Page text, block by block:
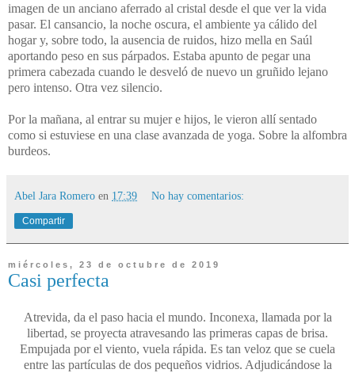
imagen de un anciano aferrado al cristal desde el que ver la vida
pasar. El cansancio, la noche oscura, el ambiente ya cálido del
hogar y, sobre todo, la ausencia de ruidos, hizo mella en Saúl
aportando peso en sus párpados. Estaba apunto de pegar una
primera cabezada cuando le desveló de nuevo un gruñido lejano
pero intenso. Otra vez silencio.
Por la mañana, al entrar su mujer e hijos, le vieron allí sentado
como si estuviese en una clase avanzada de yoga. Sobre la alfombra
burdeos.
Abel Jara Romero en 17:39 No hay comentarios:
Compartir
miércoles, 23 de octubre de 2019
Casi perfecta
Atrevida, da el paso hacia el mundo. Inconexa, llamada por la
libertad, se proyecta atravesando las primeras capas de brisa.
Empujada por el viento, vuela rápida. Es tan veloz que se cuela
entre las partículas de dos pequeños vidrios. Adjudicándose la